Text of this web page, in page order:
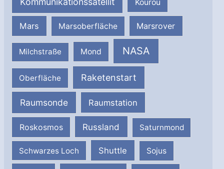
Kourou
Mars Marsoberfläche Marsrover
Milchstraße Mond NASA
Oberfläche Raketenstart
Raumsonde Raumstation
Roskosmos Russland Saturnmond
Schwarzes Loch Shuttle Sojus